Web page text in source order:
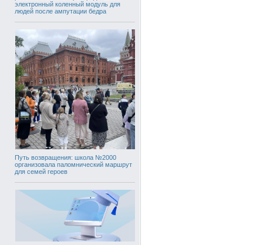
электронный коленный модуль для
людей после ампутации бедра
Путь возвращения: школа №2000
организовала паломнический маршрут
для семей героев